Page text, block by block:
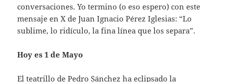
conversaciones. Yo termino (o eso espero) con este
mensaje en X de Juan Ignacio Pérez Iglesias: “Lo
sublime, lo ridículo, la fina línea que los separa”.
Hoy es 1 de Mayo
El teatrillo de Pedro Sánchez ha eclipsado la